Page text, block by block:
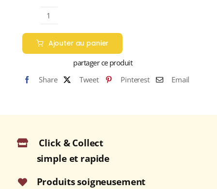
quantité
de
Anne
de
"CAMAS
I.G.P.
D'OC
Rouge
2024
Bouteille
Ajouter au panier
partager ce produit
Share
Tweet Pinterest Email
Click & Collect
simple et rapide
Produits soigneusement